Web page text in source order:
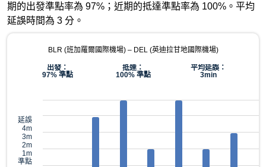
期的出發準點率為 97%；近期的抵達準點率為 100%。平均
延誤時間為 3 分。
BLR (班加羅爾國際機場) – DEL (英迪拉甘地國際機場)
出發：
97% 準點
抵達：
100% 準點
平均延誤：
3min
延誤
4m
3m
2m
1m
準點